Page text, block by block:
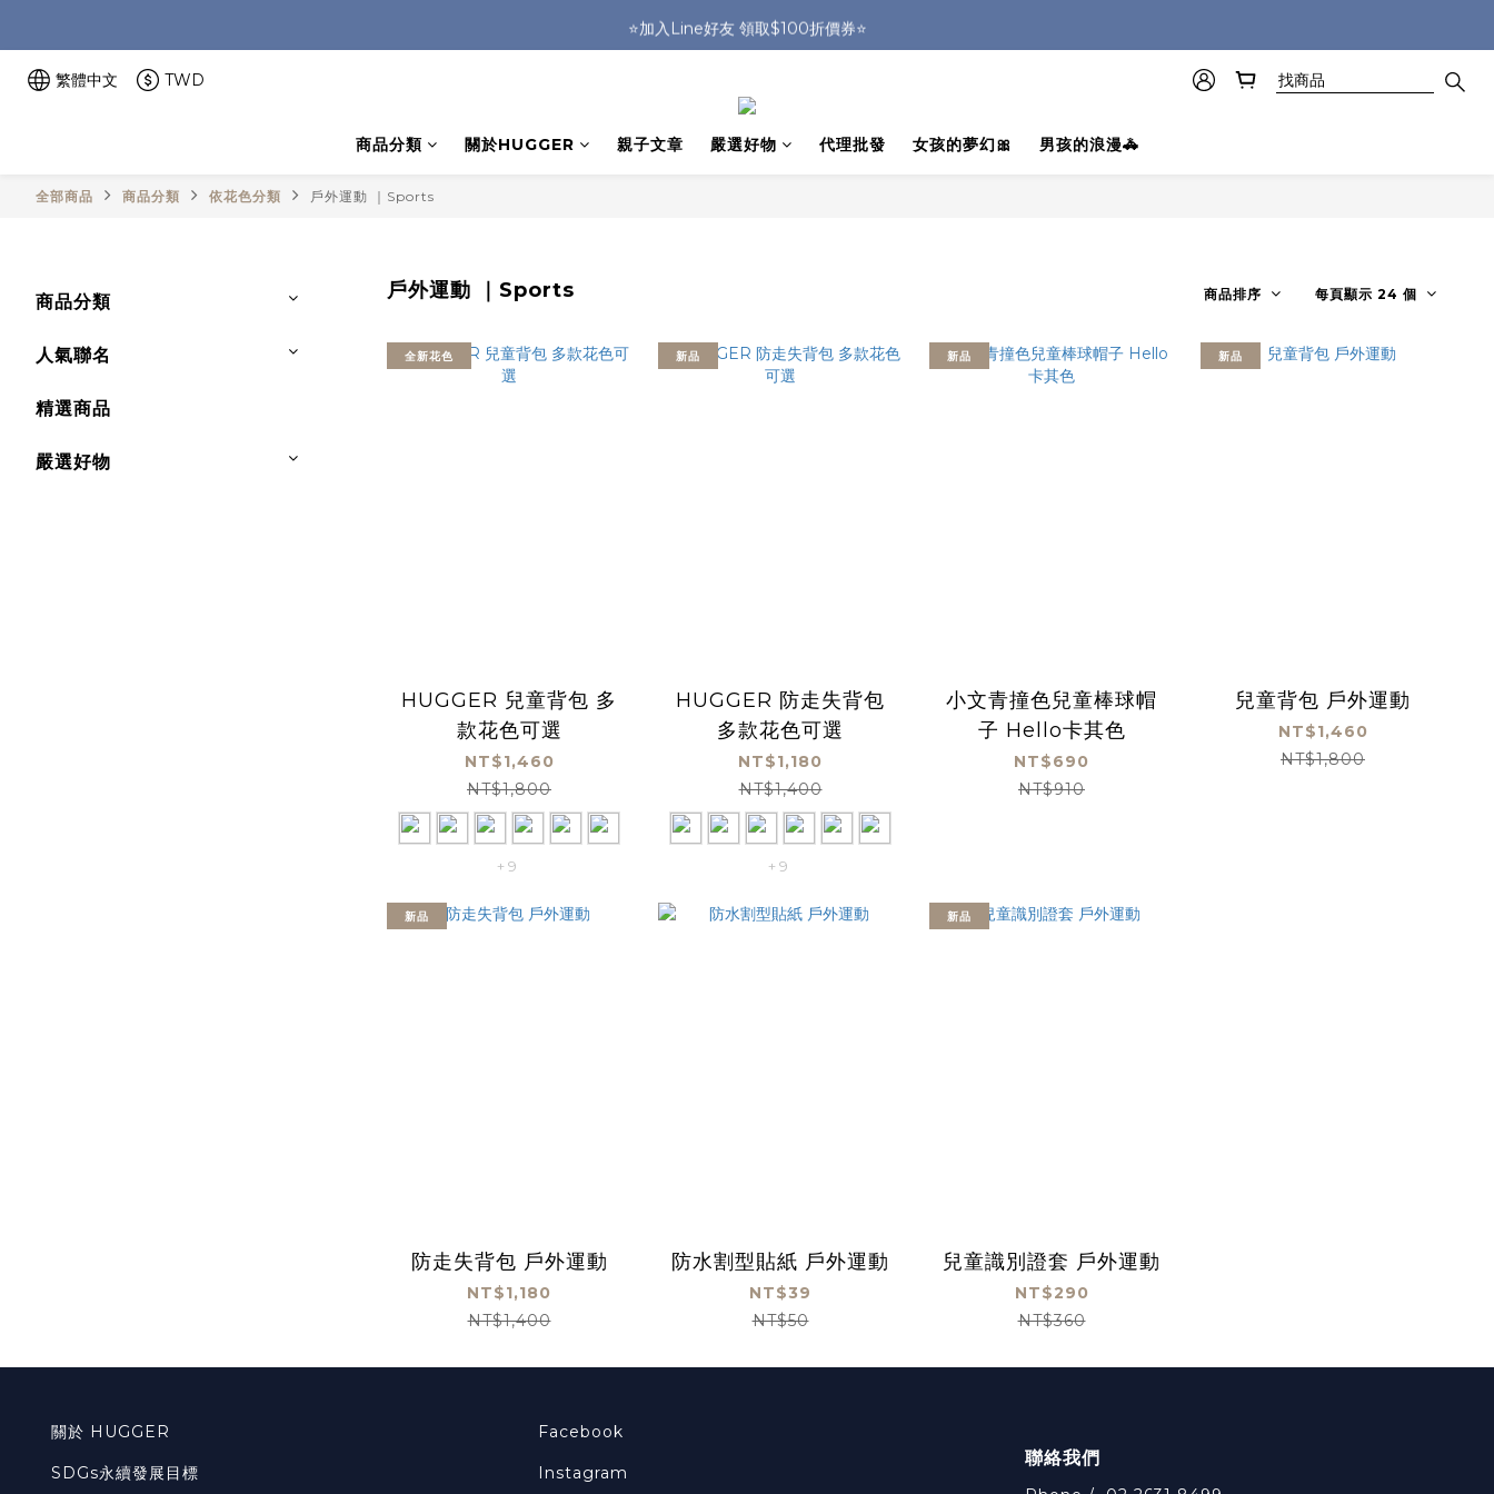
🎒HUGGER實體門市~實背才知道🎒
⭐️加入Line好友 領取$100折價券⭐️
繁體中文 TWD
商品分類 關於HUGGER 親子文章 嚴選好物 代理批發 女孩的夢幻🎀 男孩的浪漫🚓
全部商品 商品分類 依花色分類 戶外運動 ｜Sports
商品分類
人氣聯名
精選商品
嚴選好物
戶外運動 ｜Sports 商品排序 每頁顯示 24 個
全新花色
HUGGER 兒童背包 多
款花色可選
NT$1,460
NT$1,800
+ 9
新品
HUGGER 防走失背包
多款花色可選
NT$1,180
NT$1,400
+ 9
新品
小文青撞色兒童棒球帽
子 Hello卡其色
NT$690
NT$910
新品
兒童背包 戶外運動
NT$1,460
NT$1,800
新品
防走失背包 戶外運動
NT$1,180
NT$1,400
防水割型貼紙 戶外運動
NT$39
NT$50
新品
兒童識別證套 戶外運動
NT$290
NT$360
關於 HUGGER
SDGs永續發展目標
Facebook
Instagram
聯絡我們